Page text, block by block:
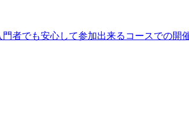
者でも安心して参加出来るコースでの